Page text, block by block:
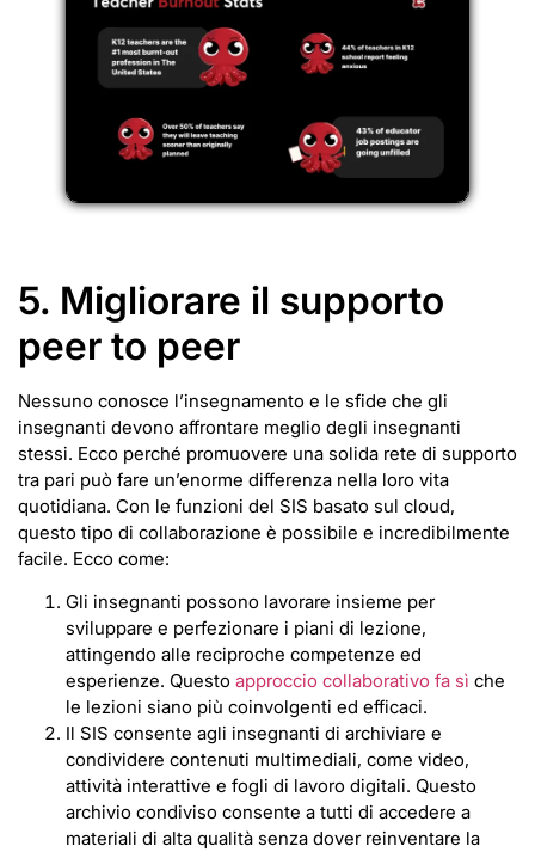
5. Migliorare il supporto
peer to peer
Nessuno conosce l’insegnamento e le sfide che gli
insegnanti devono affrontare meglio degli insegnanti
stessi. Ecco perché promuovere una solida rete di supporto
tra pari può fare un’enorme differenza nella loro vita
quotidiana. Con le funzioni del SIS basato sul cloud,
questo tipo di collaborazione è possibile e incredibilmente
facile. Ecco come:
Gli insegnanti possono lavorare insieme per
sviluppare e perfezionare i piani di lezione,
attingendo alle reciproche competenze ed
esperienze. Questo approccio collaborativo fa sì che
le lezioni siano più coinvolgenti ed efficaci.
Il SIS consente agli insegnanti di archiviare e
condividere contenuti multimediali, come video,
attività interattive e fogli di lavoro digitali. Questo
archivio condiviso consente a tutti di accedere a
materiali di alta qualità senza dover reinventare la